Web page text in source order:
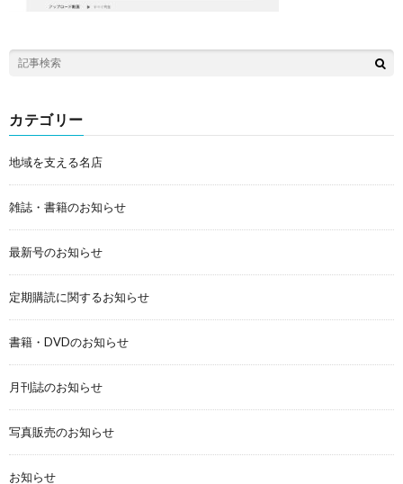
カテゴリー
地域を支える名店
雑誌・書籍のお知らせ
最新号のお知らせ
定期購読に関するお知らせ
書籍・DVDのお知らせ
月刊誌のお知らせ
写真販売のお知らせ
お知らせ